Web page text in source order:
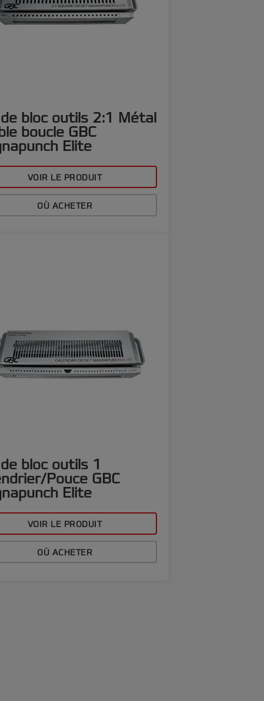
bloc outils 2:1 Métal
boucle GBC
Elite
VOIR LE PRODUIT
OÙ ACHETER
bloc outils 1
Pouce GBC
Elite
VOIR LE PRODUIT
OÙ ACHETER